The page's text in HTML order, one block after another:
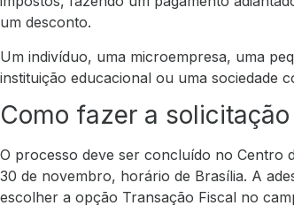
um desconto.
Um indivíduo, uma microempresa, uma
instituição educacional ou uma sociedade
Como fazer a
O processo deve ser concluído no Centro
30 de novembro, horário de Brasília. A
escolher a opção Transação Fiscal no